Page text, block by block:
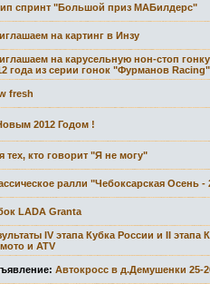
спринт "Большой приз МАБилдерс"
на картинг в Инзу
на карусельную нон-стоп
года из серии гонок "Фурманов Racing"
fresh
2012 Годом !
тех, кто говорит "Я не могу"
ралли "Чебоксарская Осень -
LADA Granta
IV этапа Кубка России и II
и ATV
Автокросс в д.Демушенки 25-